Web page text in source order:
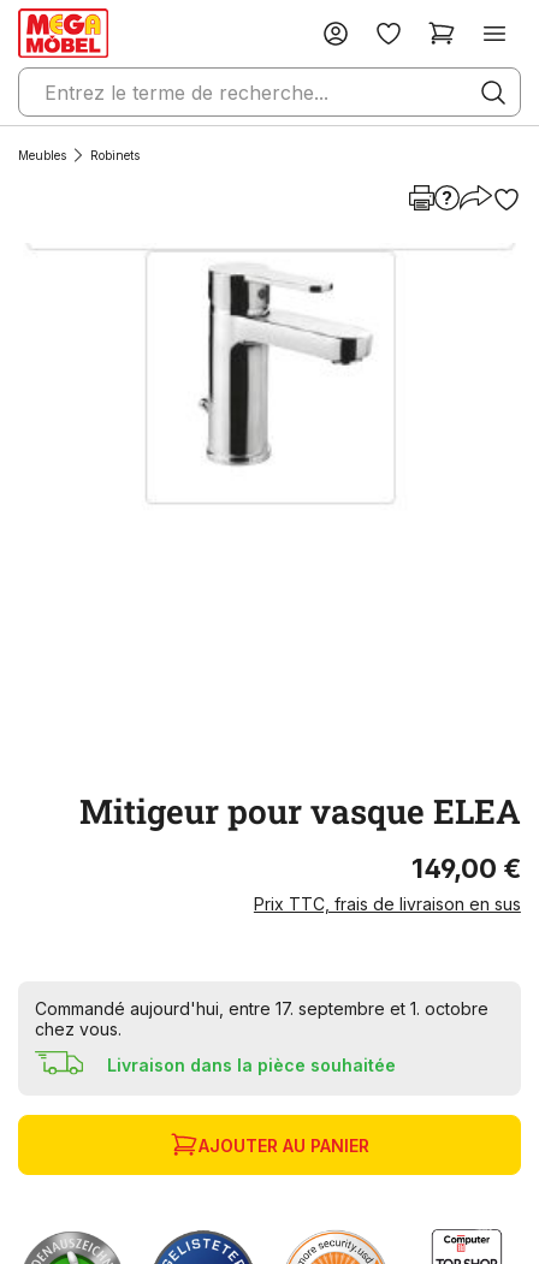
Meubles Robinets
Mitigeur pour vasque ELEA
149,00 €
Prix TTC, frais de livraison en sus
Commandé aujourd'hui, entre 17. septembre et 1. octobre
chez vous.
Livraison dans la pièce souhaitée
AJOUTER AU PANIER